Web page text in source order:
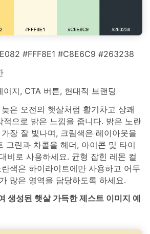
#FFF8E1 #C8E6C9 #263238
이지, CTA 버튼, 현대적 브랜딩
은 오전의 햇살처럼 활기차고 상쾌
적으로 밝은 느낌을 줍니다. 밝은 노란
장 잘 빛나며, 크림색은 레이아웃을
그린과 차콜을 헤더, 아이콘 및 타이
비로 사용하세요. 균형 잡힌 레몬 컬
색은 하이라이트에만 사용하고 어두
많은 영역을 담당하도록 하세요.
생성된 햇살 가득한 제스트 이미지 예